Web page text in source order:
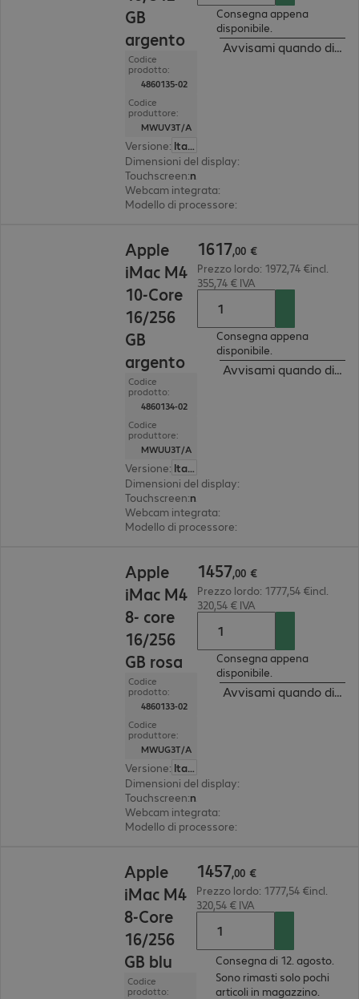
GB
argento
Codice
prodotto:
4860135-02
Codice
produttore:
MWUV3T/A
Versione:
Italiano
Dimensioni del display:
Touchscreen:
Webcam integrata:
Modello di processore:
Consegna appena
disponibile.
Avvisami quando
Apple
iMac M4
10-Core
16/256
GB
argento
Codice
prodotto:
4860134-02
Codice
produttore:
MWUU3T/A
Versione:
Italiano
Dimensioni del display:
Touchscreen:
Webcam integrata:
Modello di processore:
1617,00 €
Prezzo lordo: 1972,74 €incl.
355,74 € IVA
Consegna appena
disponibile.
Avvisami quando
Apple
iMac M4
8- core
16/256
GB rosa
Codice
prodotto:
4860133-02
Codice
produttore:
MWUG3T/A
Versione:
Italiano
Dimensioni del display:
Touchscreen:
Webcam integrata:
Modello di processore:
1457,00 €
Prezzo lordo: 1777,54 €incl.
320,54 € IVA
Consegna appena
disponibile.
Avvisami quando
Apple
iMac M4
8-Core
16/256
GB blu
Codice
prodotto:
1457,00 €
Prezzo lordo: 1777,54 €incl.
320,54 € IVA
Consegna di 12. agosto.
Sono rimasti solo pochi
articoli in magazzino.